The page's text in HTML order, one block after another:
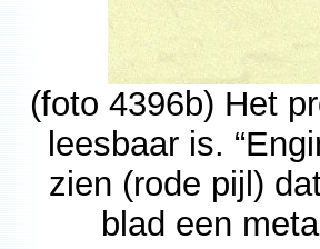
(foto 4396b) Het
leesbaar is.
zien (rode pijl)
blad een